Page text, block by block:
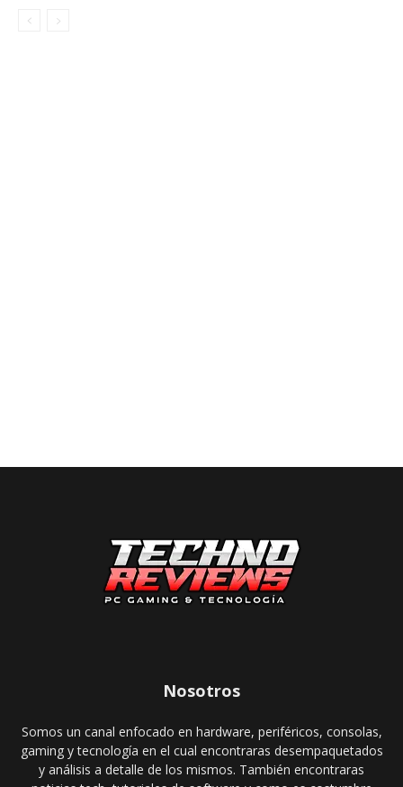
Nosotros
Somos un canal enfocado en hardware, periféricos, consolas,
gaming y tecnología en el cual encontraras desempaquetados
y análisis a detalle de los mismos. También encontraras